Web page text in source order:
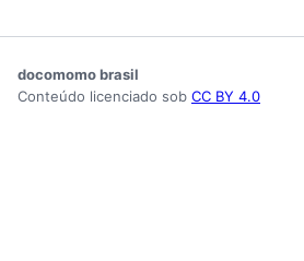
docomomo brasil
Conteúdo licenciado sob CC BY 4.0